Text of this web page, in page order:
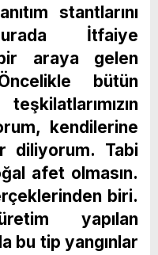
stantlarını
İtfaiye
araya gelen
bütün
kendilerine
diliyorum. Tabi
afet olmasın.
biri.
yapılan
bu tip yangınlar